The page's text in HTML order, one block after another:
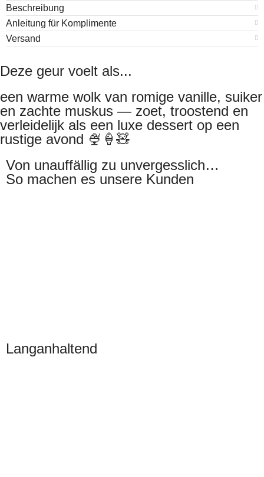
Beschreibung
Anleitung für Komplimente
Versand
Deze geur voelt als...
een warme wolk van romige vanille, suiker
en zachte muskus — zoet, troostend en
verleidelijk als een luxe dessert op een
rustige avond 🍨🍦🧸
Von unauffällig zu unvergesslich…
So machen es unsere Kunden
Langanhaltend